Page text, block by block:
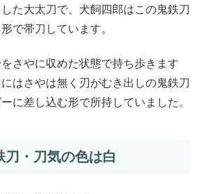
た大太刀で、犬飼四郎はこの鬼鉄刀
で帯刀しています。
さやに収めた状態で持ち歩きます
はさやは無く刃がむき出しの鬼鉄刀
に差し込む形で所持していました。
刀・刀気の色は白